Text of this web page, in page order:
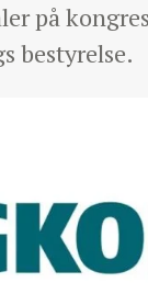
på
bestyrelse.